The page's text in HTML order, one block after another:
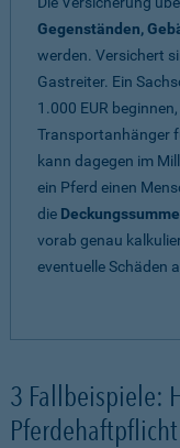
Gegenständen,
werden. Versichert
Gastreiter. Ein
1.000 EUR
Transportanhänger
kann dagegen im
ein Pferd einen
die Deckungssumme
vorab genau
eventuelle Schäden
3 Fallbeispiele: